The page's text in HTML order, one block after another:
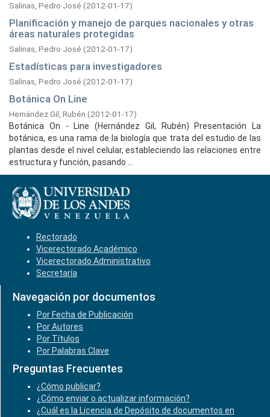
Salinas, Pedro José (2012-01-17)
Planificación y manejo de parques nacionales y otras
áreas naturales protegidas
Salinas, Pedro José (2012-01-17)
Estadísticas para investigadores
Salinas, Pedro José (2012-01-17)
Botánica On Line
Hernández Gil, Rubén (2012-01-17)
Botánica On - Line (Hernández Gil, Rubén) Presentación La
botánica, es una rama de la biología que trata del estudio de las
plantas desde el nivel celular, estableciendo las relaciones entre
estructura y función, pasando ...
Rectorado
Vicerectorado Académico
Vicerectorado Administrativo
Secretaría
Navegación por documentos
Por Fecha de Publicación
Por Autores
Por Títulos
Por Palabras Clave
Preguntas Frecuentes
¿Cómo publicar?
¿Cómo enviar o actualizar información?
¿Cuál es la Licencia de Depósito de documentos en